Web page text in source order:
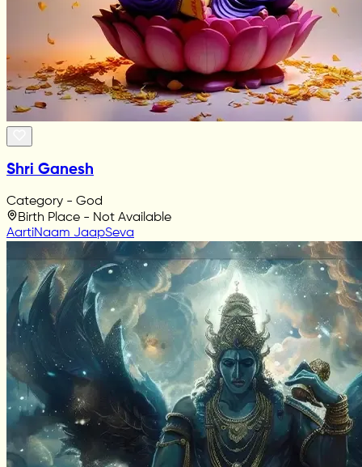
Shri Ganesh
Category - God
Birth Place - Not Available
AartiNaam JaapSeva